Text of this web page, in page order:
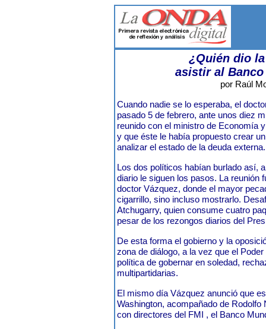
¿Quién dio
asistir al
por Raúl
Cuando nadie se lo esperaba, el
pasado 5 de febrero, ante unos diez
reunido con el ministro de Economía
y que éste le había propuesto crear
analizar el estado de la deuda externa.
Los dos políticos habían burlado así,
diario le siguen los pasos. La reunión
doctor Vázquez, donde el mayor
cigarrillo, sino incluso mostrarlo.
Atchugarry, quien consume cuatro
pesar de los rezongos diarios del
De esta forma el gobierno y la
zona de diálogo, a la vez que el
política de gobernar en soledad,
multipartidarias.
El mismo día Vázquez anunció que
Washington, acompañado de
con directores del FMI , el Banco